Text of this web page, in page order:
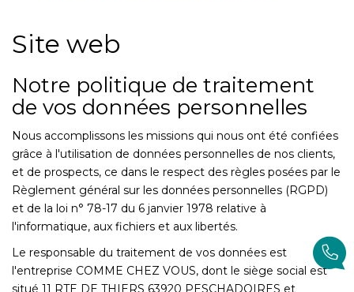
Site web
Notre politique de traitement
de vos données personnelles
Nous accomplissons les missions qui nous ont été confiées
grâce à l'utilisation de données personnelles de nos clients,
et de prospects, ce dans le respect des règles posées par le
Règlement général sur les données personnelles (RGPD)
et de la loi n° 78-17 du 6 janvier 1978 relative à
l'informatique, aux fichiers et aux libertés.
Le responsable du traitement de vos données est
l'entreprise COMME CHEZ VOUS, dont le siège social est
situé 11 RTE DE THIERS 63920 PESCHADOIRES et